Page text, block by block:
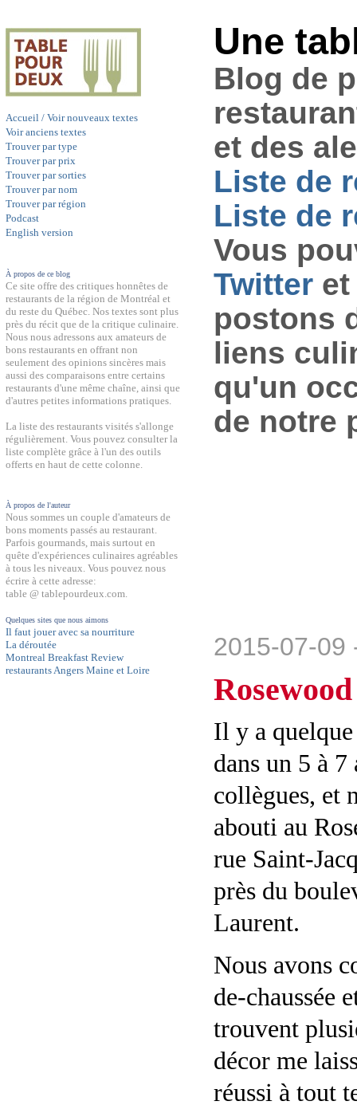
Accueil / Voir nouveaux textes
Voir anciens textes
Trouver par type
Trouver par prix
Trouver par sorties
Trouver par nom
Trouver par région
Podcast
English version
À propos de ce blog
Ce site offre des critiques honnêtes de
restaurants de la région de Montréal et
du reste du Québec. Nos textes sont plus
près du récit que de la critique culinaire.
Nous nous adressons aux amateurs de
bons restaurants en offrant non
seulement des opinions sincères mais
aussi des comparaisons entre certains
restaurants d'une même chaîne, ainsi que
d'autres petites informations pratiques.
La liste des restaurants visités s'allonge
régulièrement. Vous pouvez consulter la
liste complète grâce à l'un des outils
offerts en haut de cette colonne.
À propos de l'auteur
Nous sommes un couple d'amateurs de
bons moments passés au restaurant.
Parfois gourmands, mais surtout en
quête d'expériences culinaires agréables
à tous les niveaux. Vous pouvez nous
écrire à cette adresse:
table @ tablepourdeux.com.
Quelques sites que nous aimons
Il faut jouer avec sa nourriture
La déroutée
Montreal Breakfast Review
restaurants Angers Maine et Loire
Une
Blog de
et des
Liste de
Liste de
Vous
Twitter
postons
liens
qu'un
de notre
2015-07-09
Rosewood
Il y a
dans un 5 à 7
collègues, et
abouti au
rue Saint-
près du
Laurent.
Nous avons
de-chaussée
trouvent
décor me
réussi à tout